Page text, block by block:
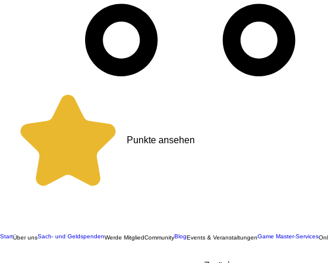
Punkte ansehen
StartÜber unsSach- und GeldspendenWerde MitgliedCommunityBlogEvents & VeranstaltungenGame Master-Services